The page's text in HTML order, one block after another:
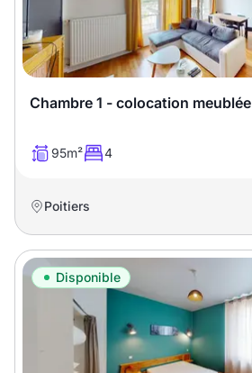
Montant du loyer
€
Nombre de pièces
T2 T3 T4 T5
T6 T7 T8 T9
T11 T12
T14 T15
Chambre 1 - colocation meublée
95m² 4
Poitiers
Disponible